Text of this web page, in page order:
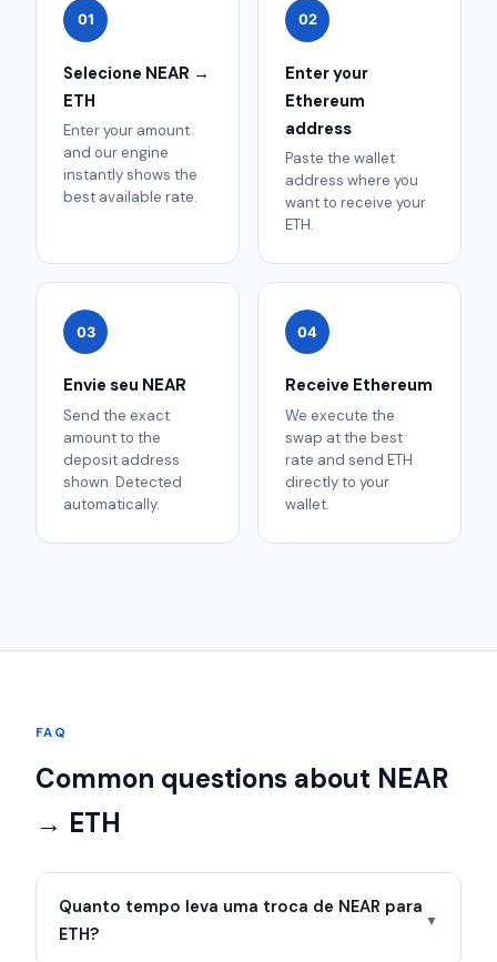
01
Selecione NEAR →
ETH
Enter your amount
and our engine
instantly shows the
best available rate.
02
Enter your
Ethereum
address
Paste the wallet
address where you
want to receive your
ETH.
03
Envie seu NEAR
Send the exact
amount to the
deposit address
shown. Detected
automatically.
04
Receive Ethereum
We execute the
swap at the best
rate and send ETH
directly to your
wallet.
FAQ
Common questions about NEAR
→ ETH
Quanto tempo leva uma troca de NEAR para
ETH?
▼